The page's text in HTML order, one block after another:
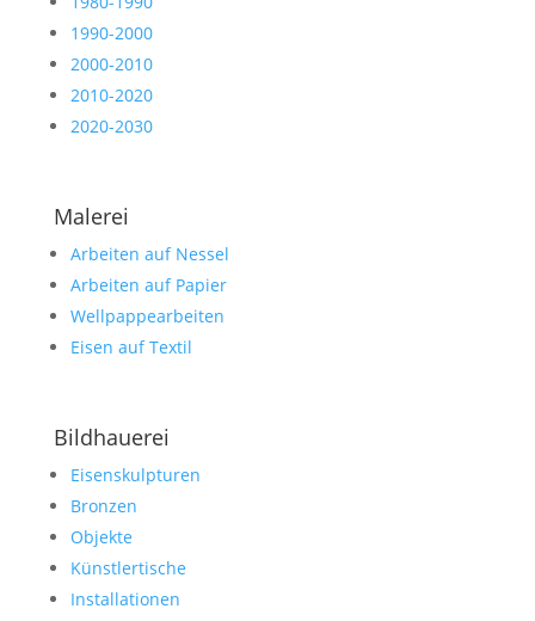
1990-2000
2000-2010
2010-2020
2020-2030
Malerei
Arbeiten auf Nessel
Arbeiten auf Papier
Wellpappearbeiten
Eisen auf Textil
Bildhauerei
Eisenskulpturen
Bronzen
Objekte
Künstlertische
Installationen